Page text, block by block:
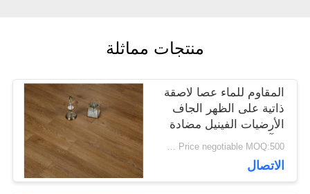
اطلب
اقتباس
خريطة
منتجات مماثلة
المقاوم للماء عصا لاصقة
ذاتية على الظهر الجاف
الأرضيات الفينيل مضادة
للتآكل
Price negotiable MOQ:500 متر مربع
الاتصال